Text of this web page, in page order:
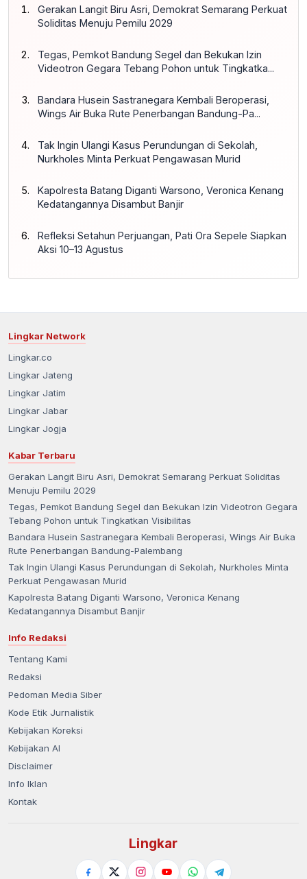
Gerakan Langit Biru Asri, Demokrat Semarang Perkuat
Soliditas Menuju Pemilu 2029
Tegas, Pemkot Bandung Segel dan Bekukan Izin
Videotron Gegara Tebang Pohon untuk Tingkatka...
Bandara Husein Sastranegara Kembali Beroperasi,
Wings Air Buka Rute Penerbangan Bandung-Pa...
Tak Ingin Ulangi Kasus Perundungan di Sekolah,
Nurkholes Minta Perkuat Pengawasan Murid
Kapolresta Batang Diganti Warsono, Veronica Kenang
Kedatangannya Disambut Banjir
Refleksi Setahun Perjuangan, Pati Ora Sepele Siapkan
Aksi 10–13 Agustus
Lingkar Network
Lingkar.co
Lingkar Jateng
Lingkar Jatim
Lingkar Jabar
Lingkar Jogja
Kabar Terbaru
Gerakan Langit Biru Asri, Demokrat Semarang Perkuat Soliditas
Menuju Pemilu 2029
Tegas, Pemkot Bandung Segel dan Bekukan Izin Videotron Gegara
Tebang Pohon untuk Tingkatkan Visibilitas
Bandara Husein Sastranegara Kembali Beroperasi, Wings Air Buka
Rute Penerbangan Bandung-Palembang
Tak Ingin Ulangi Kasus Perundungan di Sekolah, Nurkholes Minta
Perkuat Pengawasan Murid
Kapolresta Batang Diganti Warsono, Veronica Kenang
Kedatangannya Disambut Banjir
Info Redaksi
Tentang Kami
Redaksi
Pedoman Media Siber
Kode Etik Jurnalistik
Kebijakan Koreksi
Kebijakan AI
Disclaimer
Info Iklan
Kontak
Lingkar